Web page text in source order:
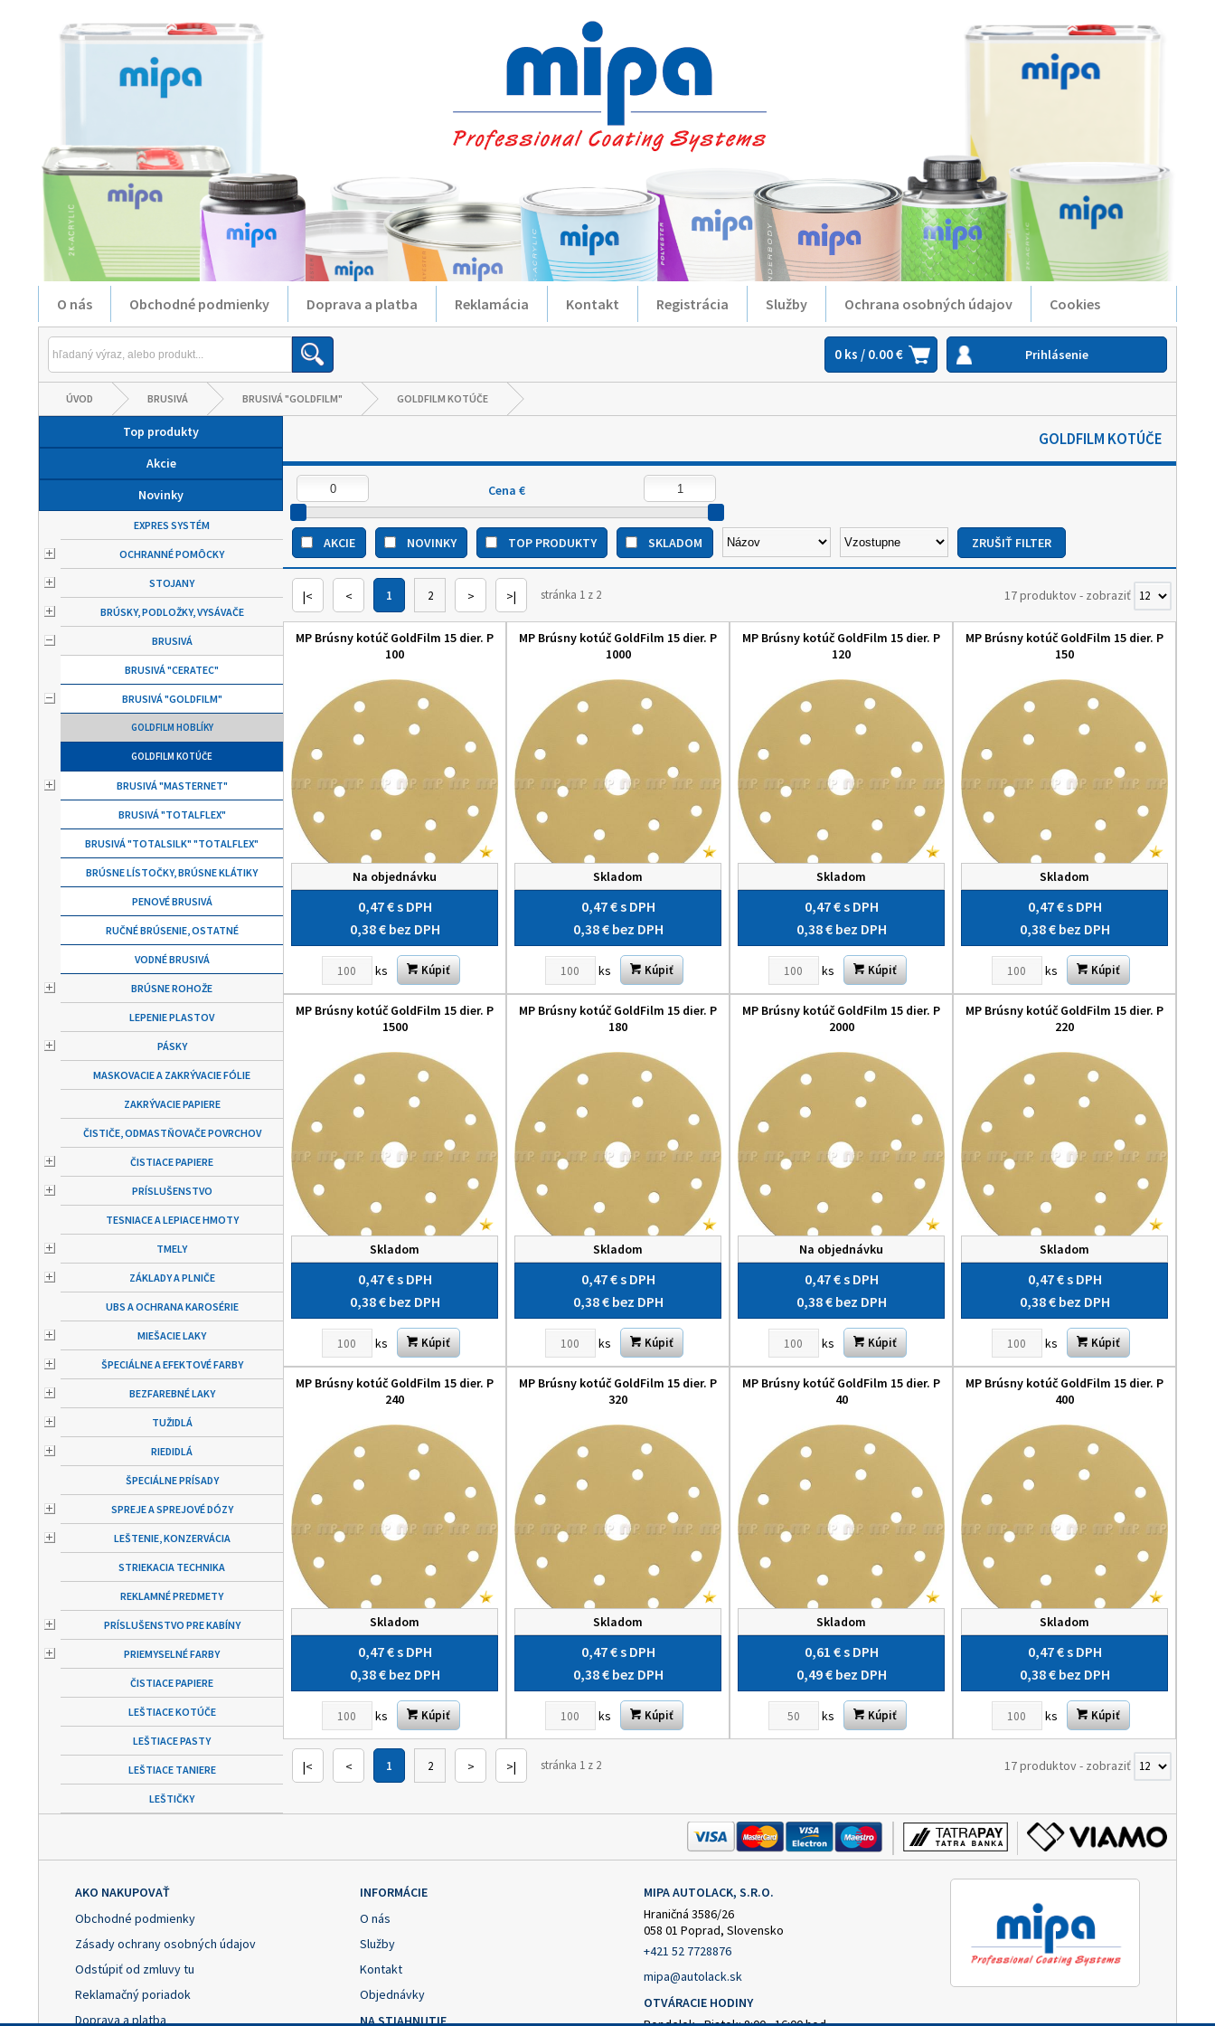
O nás Obchodné podmienky Doprava a platba Reklamácia Kontakt Registrácia Služby Ochrana osobných údajov Cookies
0 ks / 0.00 € Prihlásenie
ÚVOD BRUSIVÁ BRUSIVÁ "GOLDFILM" GOLDFILM KOTÚČE
Top produkty
Akcie
Novinky
EXPRES SYSTÉM
OCHRANNÉ POMÔCKY
STOJANY
BRÚSKY, PODLOŽKY, VYSÁVAČE
BRUSIVÁ
BRUSIVÁ "CERATEC"
BRUSIVÁ "GOLDFILM"
GOLDFILM HOBLÍKY
GOLDFILM KOTÚČE
BRUSIVÁ "MASTERNET"
BRUSIVÁ "TOTALFLEX"
BRUSIVÁ "TOTALSILK" "TOTALFLEX"
BRÚSNE LÍSTOČKY, BRÚSNE KLÁTIKY
PENOVÉ BRUSIVÁ
RUČNÉ BRÚSENIE, OSTATNÉ
VODNÉ BRUSIVÁ
BRÚSNE ROHOŽE
LEPENIE PLASTOV
PÁSKY
MASKOVACIE A ZAKRÝVACIE FÓLIE
ZAKRÝVACIE PAPIERE
ČISTIČE, ODMASTŇOVAČE POVRCHOV
ČISTIACE PAPIERE
PRÍSLUŠENSTVO
TESNIACE A LEPIACE HMOTY
TMELY
ZÁKLADY A PLNIČE
UBS A OCHRANA KAROSÉRIE
MIEŠACIE LAKY
ŠPECIÁLNE A EFEKTOVÉ FARBY
BEZFAREBNÉ LAKY
TUŽIDLÁ
RIEDIDLÁ
ŠPECIÁLNE PRÍSADY
SPREJE A SPREJOVÉ DÓZY
LEŠTENIE, KONZERVÁCIA
STRIEKACIA TECHNIKA
REKLAMNÉ PREDMETY
PRÍSLUŠENSTVO PRE KABÍNY
PRIEMYSELNÉ FARBY
ČISTIACE PAPIERE
LEŠTIACE KOTÚČE
LEŠTIACE PASTY
LEŠTIACE TANIERE
LEŠTIČKY
GOLDFILM KOTÚČE
Cena €
AKCIE NOVINKY TOP PRODUKTY SKLADOM
|< < 1 2 > >| stránka 1 z 2 17 produktov- zobraziť
MP Brúsny kotúč GoldFilm 15 dier. P
100
Na objednávku
0,47 €s DPH
0,38 € bez DPH
ks Kúpiť
MP Brúsny kotúč GoldFilm 15 dier. P
1000
Skladom
0,47 €s DPH
0,38 € bez DPH
ks Kúpiť
MP Brúsny kotúč GoldFilm 15 dier. P
120
Skladom
0,47 €s DPH
0,38 € bez DPH
ks Kúpiť
MP Brúsny kotúč GoldFilm 15 dier. P
150
Skladom
0,47 €s DPH
0,38 € bez DPH
ks Kúpiť
MP Brúsny kotúč GoldFilm 15 dier. P
1500
Skladom
0,47 €s DPH
0,38 € bez DPH
ks Kúpiť
MP Brúsny kotúč GoldFilm 15 dier. P
180
Skladom
0,47 €s DPH
0,38 € bez DPH
ks Kúpiť
MP Brúsny kotúč GoldFilm 15 dier. P
2000
Na objednávku
0,47 €s DPH
0,38 € bez DPH
ks Kúpiť
MP Brúsny kotúč GoldFilm 15 dier. P
220
Skladom
0,47 €s DPH
0,38 € bez DPH
ks Kúpiť
MP Brúsny kotúč GoldFilm 15 dier. P
240
Skladom
0,47 €s DPH
0,38 € bez DPH
ks Kúpiť
MP Brúsny kotúč GoldFilm 15 dier. P
320
Skladom
0,47 €s DPH
0,38 € bez DPH
ks Kúpiť
MP Brúsny kotúč GoldFilm 15 dier. P
40
Skladom
0,61 €s DPH
0,49 € bez DPH
ks Kúpiť
MP Brúsny kotúč GoldFilm 15 dier. P
400
Skladom
0,47 €s DPH
0,38 € bez DPH
ks Kúpiť
|< < 1 2 > >| stránka 1 z 2 17 produktov- zobraziť
AKO NAKUPOVAŤ
Obchodné podmienky
Zásady ochrany osobných údajov
Odstúpiť od zmluvy tu
Reklamačný poriadok
Doprava a platba
INFORMÁCIE
O nás
Služby
Kontakt
Objednávky
NA STIAHNUTIE
MIPA AUTOLACK, S.R.O.
Hraničná 3586/26
058 01 Poprad, Slovensko
+421 52 7728876
mipa@autolack.sk
OTVÁRACIE HODINY